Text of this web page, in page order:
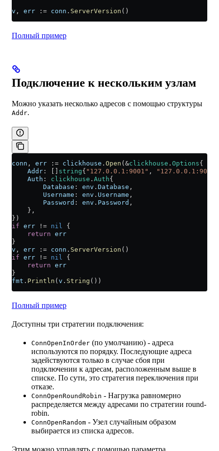
v , err := conn . ServerVersion ()
Полный пример
Подключение к нескольким узлам
Можно указать несколько адресов с помощью структуры
Addr.
conn , err := clickhouse . Open ( &clickhouse . Options{
    Addr
: [] string{ "127.0.0.1:9001" ,
"127.0.0.1:9002"
    Auth
: clickhouse . Auth{
        Database
: env . Database ,
        Username
: env . Username ,
        Password
: env . Password ,
    },
})
if err != nil {
    return
err
}
v , err := conn . ServerVersion ()
if err != nil {
    return
err
}
fmt . Println ( v . String ())
Полный пример
Доступны три стратегии подключения:
ConnOpenInOrder (по умолчанию) - адреса
используются по порядку. Последующие адреса
задействуются только в случае сбоя при
подключении к адресам, расположенным выше в
списке. По сути, это стратегия переключения при
отказе.
ConnOpenRoundRobin - Нагрузка равномерно
распределяется между адресами по стратегии round-
robin.
ConnOpenRandom - Узел случайным образом
выбирается из списка адресов.